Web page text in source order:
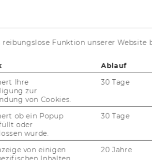
vonCa­ri­tas der
Ca­ri­tas So­cia­lis GmbH
Funktion unserer Website
Ablauf
Ihre
zur
von Cookies.
30 Tage
ob ein Popup
oder
wurde.
30 Tage
von einigen
20 Jahre